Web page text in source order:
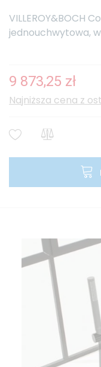
VILLEROY&BOCH
jednouchwytowa,
9 873,25 zł
Najniższa cena z